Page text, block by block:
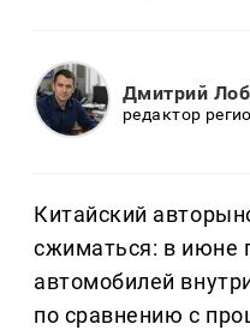
Дмитрий
редактор
Китайский
сжиматься: в июне
автомобилей
по сравнению с